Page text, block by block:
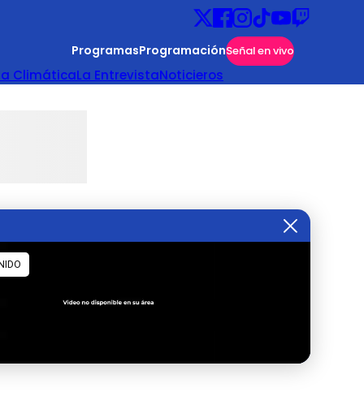
ProgramasProgramaciónSeñal en vivo
ClimáticaLa EntrevistaNoticieros